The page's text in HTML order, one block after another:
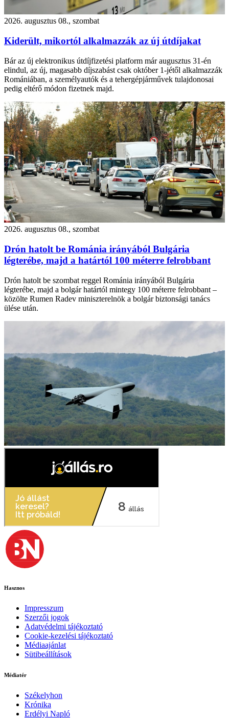
2026. augusztus 08., szombat
Kiderült, mikortól alkalmazzák az új útdíjakat
Bár az új elektronikus útdíjfizetési platform már augusztus 31-én
elindul, az új, magasabb díjszabást csak október 1-jétől alkalmazzák
Romániában, a személyautók és a tehergépjárművek tulajdonosai
pedig eltérő módon fizetnek majd.
2026. augusztus 08., szombat
Drón hatolt be Románia irányából Bulgária
légterébe, majd a határtól 100 méterre felrobbant
Drón hatolt be szombat reggel Románia irányából Bulgária
légterébe, majd a bolgár határtól mintegy 100 méterre felrobbant –
közölte Rumen Radev miniszterelnök a bolgár biztonsági tanács
ülése után.
Hasznos
Impresszum
Szerzői jogok
Adatvédelmi tájékoztató
Cookie-kezelési tájékoztató
Médiaajánlat
Sütibeállítások
Médiatér
Székelyhon
Krónika
Erdélyi Napló